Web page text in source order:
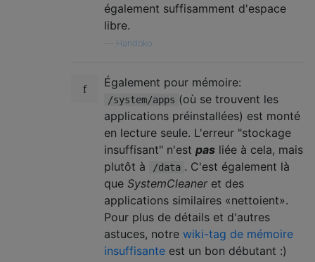
également suffisamment d'espace
libre.
Handoko
Également pour mémoire:
/system/apps (où se trouvent les
applications préinstallées) est monté
en lecture seule. L'erreur "stockage
insuffisant" n'est pas liée à cela, mais
plutôt à
/data . C'est également là
que SystemCleaner et des
applications similaires «nettoient».
Pour plus de détails et d'autres
astuces, notre wiki-tag de mémoire
insuffisante est un bon débutant :)